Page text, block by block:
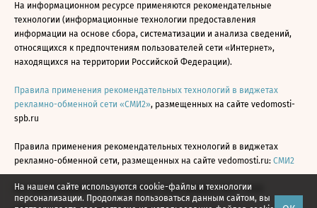
На нашем сайте используются cookie-файлы и технологии
персонализации. Продолжая пользоваться данным сайтом, вы
На информационном ресурсе применяются рекомендательные
технологии (информационные технологии предоставления
информации на основе сбора, систематизации и анализа сведений,
относящихся к предпочтениям пользователей сети «Интернет»,
находящихся на территории Российской Федерации).
Правила применения рекомендательных технологий в виджетах
рекламно-обменной сети «СМИ2», размещенных на сайте vedomosti-
spb.ru
Правила применения рекомендательных технологий в виджетах
рекламно-обменной сети, размещенных на сайте vedomosti.ru: СМИ2
Все права защищены © АО «Бизнес Ньюс Медиа», 2024 - 2026